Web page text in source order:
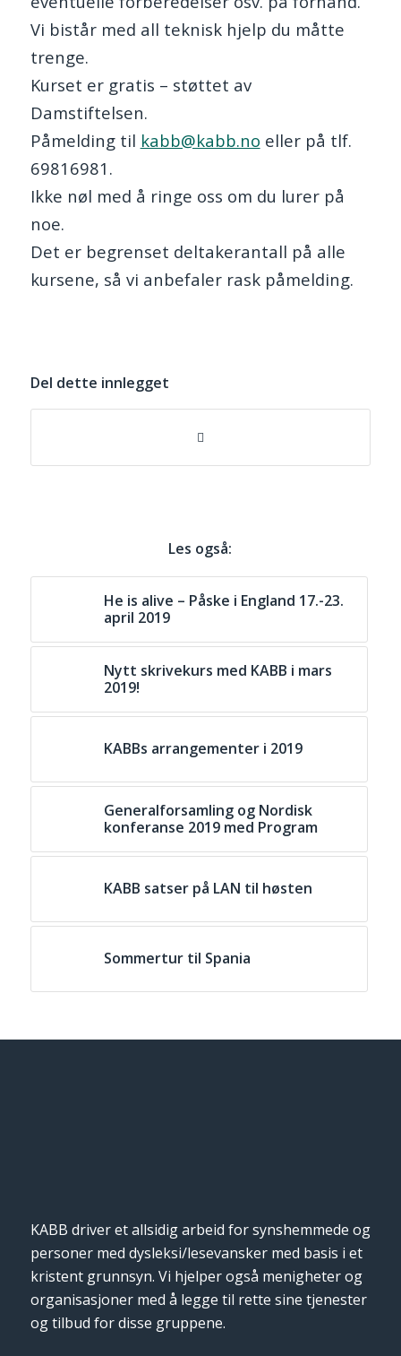
Vi bistår med all teknisk hjelp du måtte
trenge.
Kurset er gratis – støttet av
Damstiftelsen.
Påmelding til kabb@kabb.no eller på tlf.
69816981.
Ikke nøl med å ringe oss om du lurer på
noe.
Det er begrenset deltakerantall på alle
kursene, så vi anbefaler rask påmelding.
Del dette innlegget
Les også:
He is alive – Påske i England 17.-23.
april 2019
Nytt skrivekurs med KABB i mars
2019!
KABBs arrangementer i 2019
Generalforsamling og Nordisk
konferanse 2019 med Program
KABB satser på LAN til høsten
Sommertur til Spania
KABB driver et allsidig arbeid for synshemmede og
personer med dysleksi/lesevansker med basis i et
kristent grunnsyn. Vi hjelper også menigheter og
organisasjoner med å legge til rette sine tjenester
og tilbud for disse gruppene.